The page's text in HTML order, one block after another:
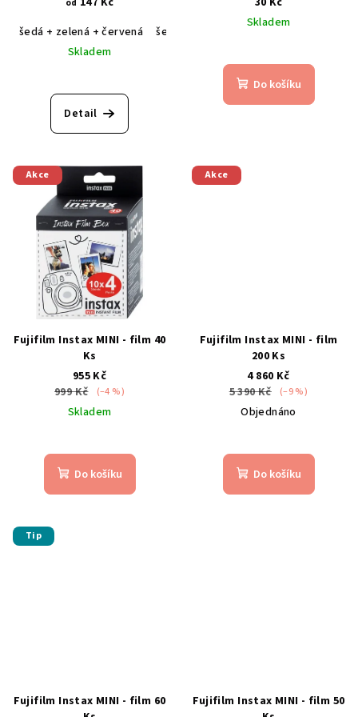
od
šedá + zelená + červená
šedá + tmavě modrá
Skladem
Detail
Skladem
Do košíku
Akce
Fujifilm Instax MINI - film 40
Ks
955 Kč
999 Kč
(–4 %)
Skladem
hodnocení
produktu
Do košíku
Akce
Fujifilm Instax MINI - film
200 Ks
4 860 Kč
5 390 Kč (–9 %)
Objednáno
Do košíku
Tip
Fujifilm Instax MINI - film 60
Fujifilm Instax MINI - film 50